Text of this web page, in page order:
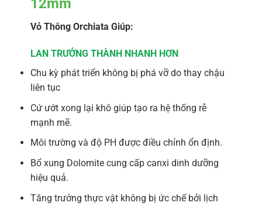
12mm
Vỏ Thông Orchiata Giúp:
LAN TRƯỞNG THÀNH NHANH HƠN
Chu kỳ phát triển không bị phá vỡ do thay chậu
liên tục
Cứ ướt xong lại khô giúp tạo ra hệ thống rễ
mạnh mẽ.
Môi trường và độ PH được điều chỉnh ổn định.
Bổ xung Dolomite cung cấp canxi dinh dưỡng
hiệu quả.
Tăng trưởng thực vật không bị ức chế bởi lịch